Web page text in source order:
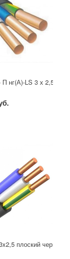
нг(А)-LS 3 х 2,5
плоский черный